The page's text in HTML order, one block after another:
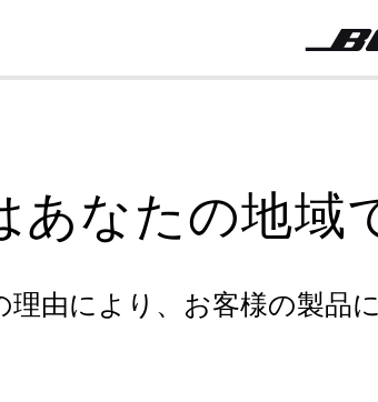
あなたの地域
理由により、お客様の製品